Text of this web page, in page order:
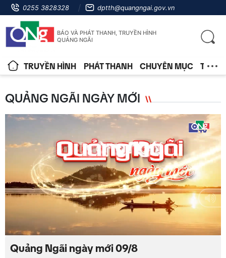
0255 3828328 dptth@quangngai.gov.vn
BÁO VÀ PHÁT THANH, TRUYỀN HÌNH
QUẢNG NGÃI
TRUYỀN HÌNH PHÁT THANH CHUYÊN MỤC TIN
QUẢNG NGÃI NGÀY MỚI
Loaded:
3.05%
Quảng Ngãi ngày mới 09/8